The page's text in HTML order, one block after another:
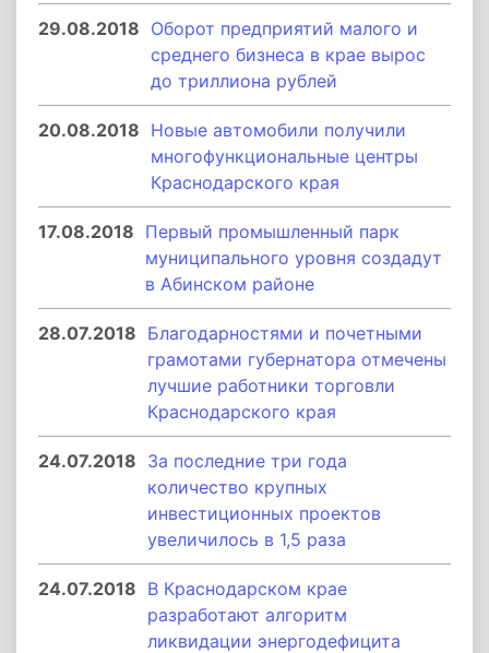
29.08.2018 Оборот предприятий малого и
среднего бизнеса в крае вырос
до триллиона рублей
20.08.2018 Новые автомобили получили
многофункциональные центры
Краснодарского края
17.08.2018 Первый промышленный парк
муниципального уровня создадут
в Абинском районе
28.07.2018 Благодарностями и почетными
грамотами губернатора отмечены
лучшие работники торговли
Краснодарского края
24.07.2018 За последние три года
количество крупных
инвестиционных проектов
увеличилось в 1,5 раза
24.07.2018 В Краснодарском крае
разработают алгоритм
ликвидации энергодефицита